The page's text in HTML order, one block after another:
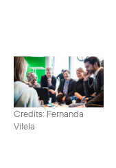
Credits: Fernanda
Vilela